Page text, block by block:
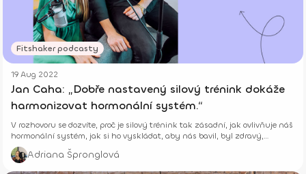
Fitshaker podcasty
19 Aug 2022
Jan Caha: „Dobře nastavený silový trénink dokáže
harmonizovat hormonální systém.“
V rozhovoru se dozvíte, proč je silový trénink tak zásadní, jak ovlivňuje náš
hormonální systém, jak si ho vyskládat, aby nás bavil, byl zdravý,
funkční a účinný.
Adriana Špronglová